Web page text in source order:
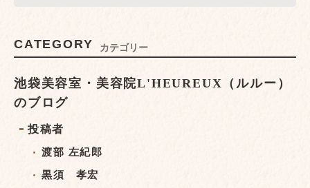
CATEGORY カテゴリー
池袋美容室・美容院L'HEUREUX（ルルー）
のブログ
投稿者
渡部 左紀郎
黒須 孝宏